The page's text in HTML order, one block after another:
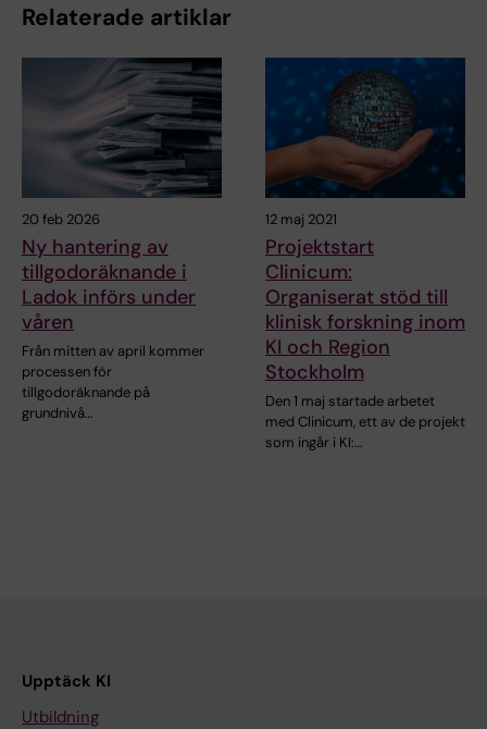
Relaterade artiklar
20 feb 2026
Ny hantering av
tillgodoräknande i
Ladok införs under
våren
Från mitten av april kommer
processen för
tillgodoräknande på
grundnivå…
12 maj 2021
Projektstart
Clinicum:
Organiserat stöd till
klinisk forskning inom
KI och Region
Stockholm
Den 1 maj startade arbetet
med Clinicum, ett av de projekt
som ingår i KI:…
Upptäck KI
Utbildning